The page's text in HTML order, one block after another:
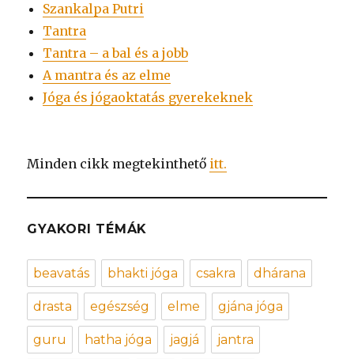
Szankalpa Putri
Tantra
Tantra – a bal és a jobb
A mantra és az elme
Jóga és jógaoktatás gyerekeknek
Minden cikk megtekinthető itt.
GYAKORI TÉMÁK
beavatás bhakti jóga csakra dhárana
drasta egészség elme gjána jóga
guru hatha jóga jagjá jantra